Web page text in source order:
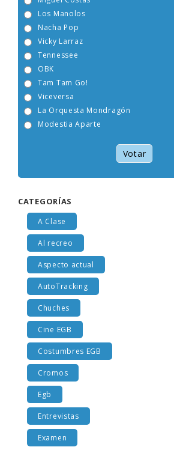
Miguel Costas
Nacha Pop
Vicky Larraz
La Orquesta Mondragón
Modestia Aparte
Votar
CATEGORÍAS
A Clase
Al recreo
Aspecto actual
AutoTracking
Chuches
Cine EGB
Costumbres EGB
Cromos
Egb
Entrevistas
Examen